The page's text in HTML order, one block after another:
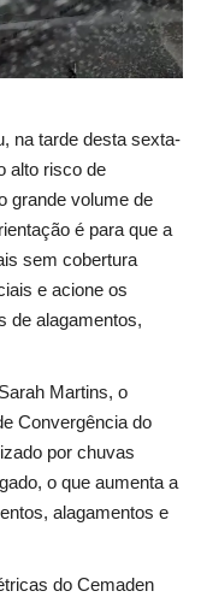
na tarde desta sexta-
alto risco de
grande volume de
é para que a
sem cobertura
e acione os
de alagamentos,
Martins, o
Convergência do
por chuvas
o que aumenta a
alagamentos e
do Cemaden